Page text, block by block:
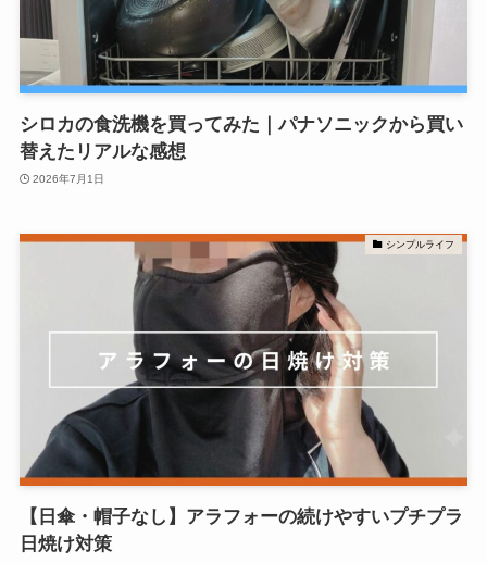
シロカの食洗機を買ってみた｜パナソニックから買い
替えたリアルな感想
2026年7月1日
シンプルライフ
【日傘・帽子なし】アラフォーの続けやすいプチプラ
日焼け対策